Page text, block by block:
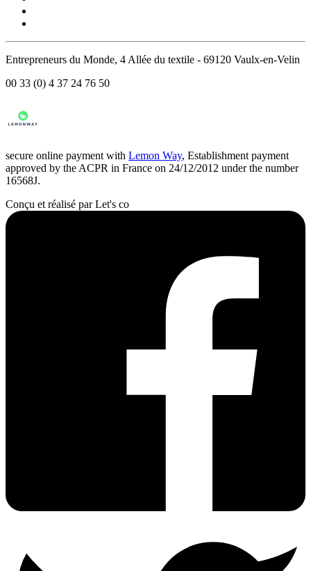
Entrepreneurs du Monde, 4 Allée du textile - 69120 Vaulx-en-Velin
00 33 (0) 4 37 24 76 50
secure online payment with Lemon Way, Establishment payment
approved by the ACPR in France on 24/12/2012 under the number
16568J.
Conçu et réalisé par Let's co